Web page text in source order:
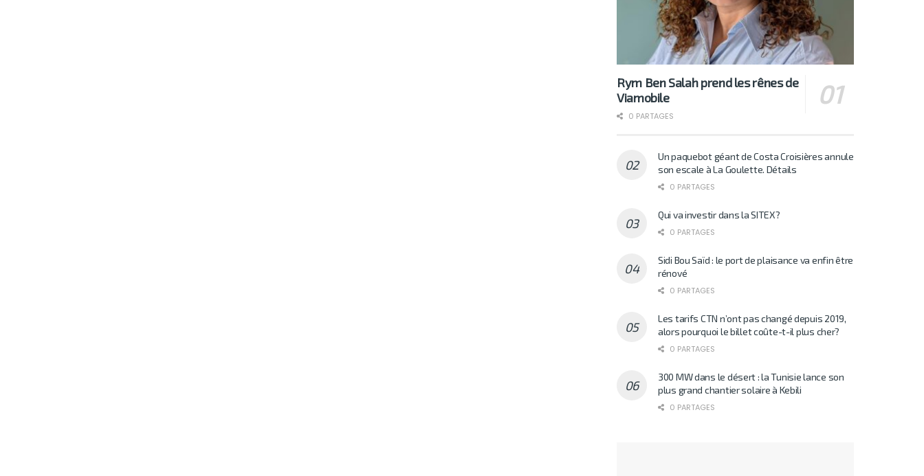
Rym Ben Salah prend les rênes de
Viamobile
0 PARTAGES
Un paquebot géant de Costa Croisières annule
son escale à La Goulette. Détails
0 PARTAGES
Qui va investir dans la SITEX?
0 PARTAGES
Sidi Bou Saïd : le port de plaisance va enfin être
rénové
0 PARTAGES
Les tarifs CTN n’ont pas changé depuis 2019,
alors pourquoi le billet coûte-t-il plus cher?
0 PARTAGES
300 MW dans le désert : la Tunisie lance son
plus grand chantier solaire à Kebili
0 PARTAGES